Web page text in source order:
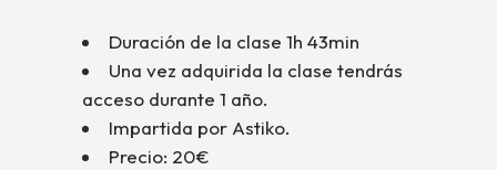
Duración de la clase 1h 43min
Una vez adquirida la clase tendrás
acceso durante 1 año.
Impartida por Astiko.
Precio: 20€